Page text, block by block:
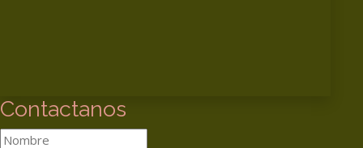
Contactanos